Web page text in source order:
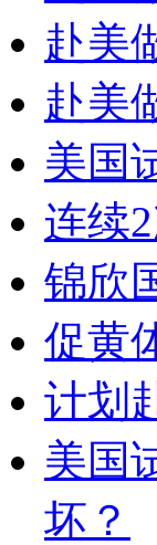
赴美
赴美
美国
连续
锦欣
促黄
计划
美国
坏？